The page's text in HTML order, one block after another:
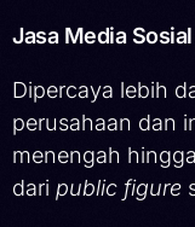
Jasa Media
Dipercaya lebih
perusahaan dan
menengah
dari public figure